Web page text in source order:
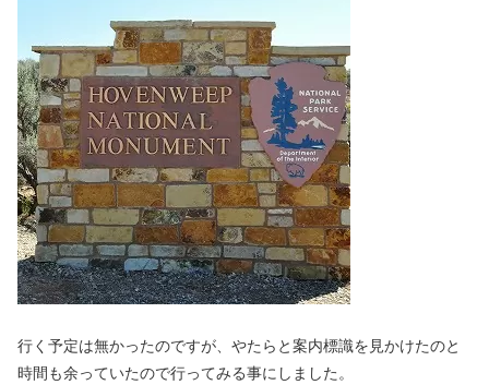
行く予定は無かったのですが、やたらと案内標識を見かけたのと
時間も余っていたので行ってみる事にしました。